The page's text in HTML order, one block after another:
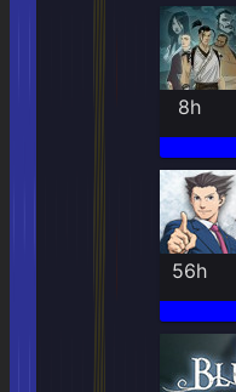
8h
56h